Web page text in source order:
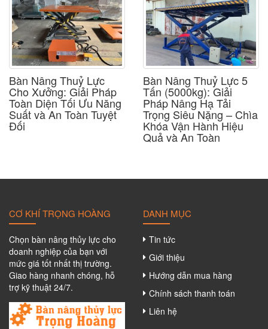
Bàn Nâng Thuỷ Lực
Cho Xưởng: Giải Pháp
Toàn Diện Tối Ưu Năng
Suất và An Toàn Tuyệt
Đối
Bàn Nâng Thuỷ Lực 5
Tấn (5000kg): Giải
Pháp Nâng Hạ Tải
Trọng Siêu Nặng – Chìa
Khóa Vận Hành Hiệu
Quả và An Toàn
CƠ KHÍ TRỌNG HOÀNG
Chọn bàn nâng thủy lực cho
doanh nghiệp của bạn với
mức giá tốt nhất thị trường.
Giao hàng nhanh chóng, hỗ
trợ kỹ thuật 24/7.
DANH MỤC
Tin tức
Giới thiệu
Hướng dẫn mua hàng
Chính sách thanh toán
Liên hệ